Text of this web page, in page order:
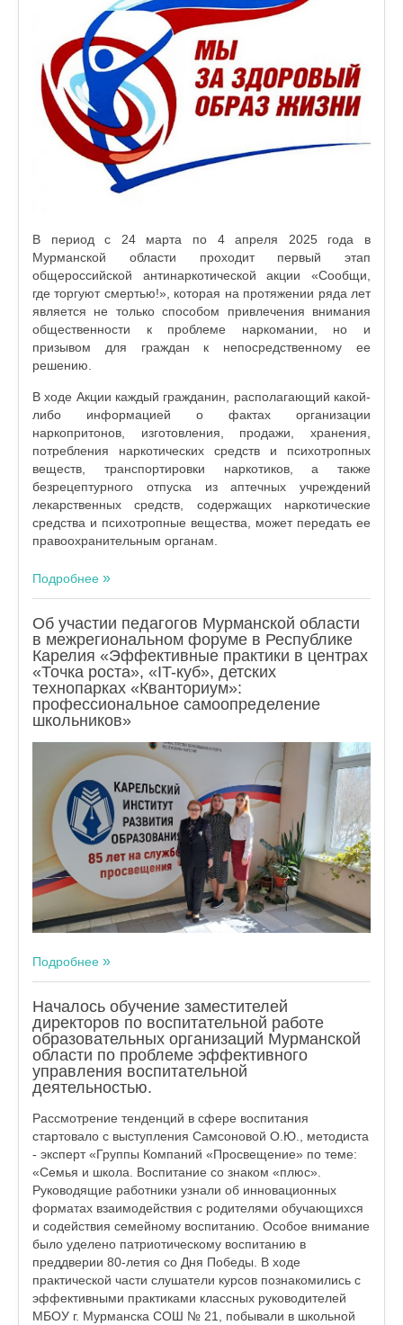
В период с 24 марта по 4 апреля 2025 года в
Мурманской области проходит первый этап
общероссийской антинаркотической акции «Сообщи,
где торгуют смертью!», которая на протяжении ряда лет
является не только способом привлечения внимания
общественности к проблеме наркомании, но и
призывом для граждан к непосредственному ее
решению.
В ходе Акции каждый гражданин, располагающий какой-
либо информацией о фактах организации
наркопритонов, изготовления, продажи, хранения,
потребления наркотических средств и психотропных
веществ, транспортировки наркотиков, а также
безрецептурного отпуска из аптечных учреждений
лекарственных средств, содержащих наркотические
средства и психотропные вещества, может передать ее
правоохранительным органам.
Подробнее
Об участии педагогов Мурманской области
в межрегиональном форуме в Республике
Карелия «Эффективные практики в центрах
«Точка роста», «IT-куб», детских
технопарках «Кванториум»:
профессиональное самоопределение
школьников»
Подробнее
Началось обучение заместителей
директоров по воспитательной работе
образовательных организаций Мурманской
области по проблеме эффективного
управления воспитательной
деятельностью.
Рассмотрение тенденций в сфере воспитания
стартовало с выступления Самсоновой О.Ю., методиста
- эксперт «Группы Компаний «Просвещение» по теме:
«Семья и школа. Воспитание со знаком «плюс».
Руководящие работники узнали об инновационных
форматах взаимодействия с родителями обучающихся
и содействия семейному воспитанию. Особое внимание
было уделено патриотическому воспитанию в
преддверии 80-летия со Дня Победы. В ходе
практической части слушатели курсов познакомились с
эффективными практиками классных руководителей
МБОУ г. Мурманска СОШ № 21, побывали в школьной